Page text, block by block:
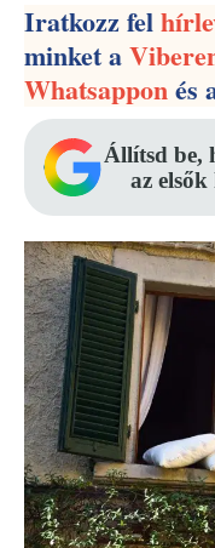
Iratkozz fel
minket a
Whatsapponés
Állítsd be,
az